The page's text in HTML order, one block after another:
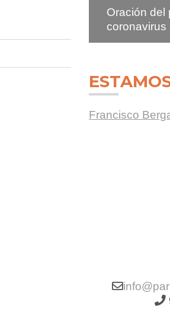
Oración del
coronavirus
Francisco